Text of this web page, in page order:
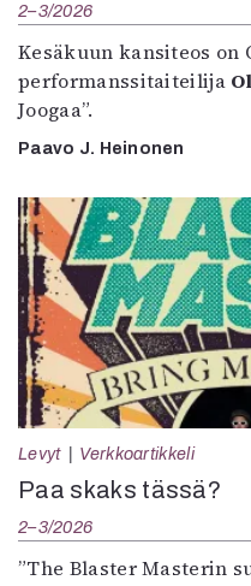
2–3/2026
Kesäkuun kansiteos on
performanssitaiteilija
Joogaa”.
Paavo J. Heinonen
Levyt Verkkoartikkeli
Paa skaks tässä?
2–3/2026
”The Blaster Masterin